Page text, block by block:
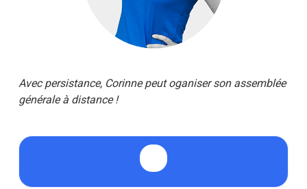
Avec persistance, Corinnepeut oganiser son assemblée
générale à distance !